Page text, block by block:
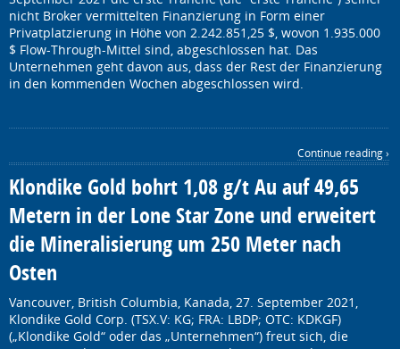
nicht Broker vermittelten Finanzierung in Form einer
Privatplatzierung in Höhe von 2.242.851,25 $, wovon 1.935.000
$ Flow-Through-Mittel sind, abgeschlossen hat. Das
Unternehmen geht davon aus, dass der Rest der Finanzierung
in den kommenden Wochen abgeschlossen wird.
Continue reading ›
Klondike Gold bohrt 1,08 g/t Au auf 49,65
Metern in der Lone Star Zone und erweitert
die Mineralisierung um 250 Meter nach
Osten
Vancouver, British Columbia, Kanada, 27. September 2021,
Klondike Gold Corp. (TSX.V: KG; FRA: LBDP; OTC: KDKGF)
(„Klondike Gold“ oder das „Unternehmen“) freut sich, die